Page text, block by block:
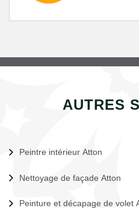
AUTRES
Peintre intérieur Atton
Nettoyage de façade Atton
Peinture et décapage de volet